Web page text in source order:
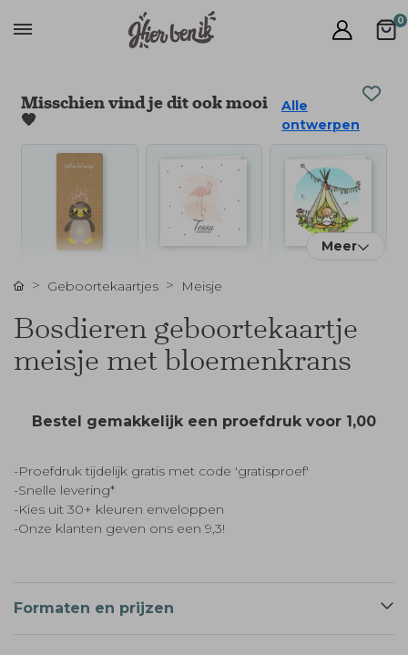
0
Misschien vind je dit ook mooi
🧡
Alle
ontwerpen
Meer
Geboortekaartjes Meisje
Bosdieren geboortekaartje
meisje met bloemenkrans
Bestel gemakkelijk een proefdruk voor 1,00
-Proefdruk tijdelijk gratis met code 'gratisproef'
-Snelle levering*
-Kies uit 30+ kleuren enveloppen
-Onze klanten geven ons een 9,3!
Formaten en prijzen